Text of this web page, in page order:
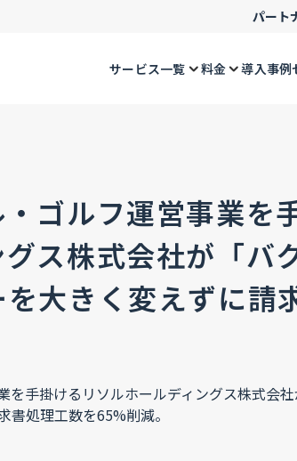
パート
サービス一覧 料金 導入事例
ゴルフ運営事業を
ス株式会社が「バ
大きく変えずに請